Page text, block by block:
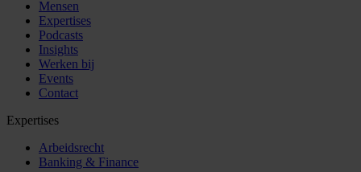
Mensen
Expertises
Podcasts
Insights
Werken bij
Events
Contact
Expertises
Arbeidsrecht
Banking & Finance